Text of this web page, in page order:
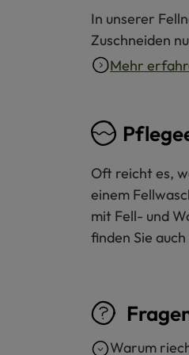
In unserer
Zuschneiden
Mehr
Oft reicht es,
einem
mit Fell- und
finden Sie
Warum